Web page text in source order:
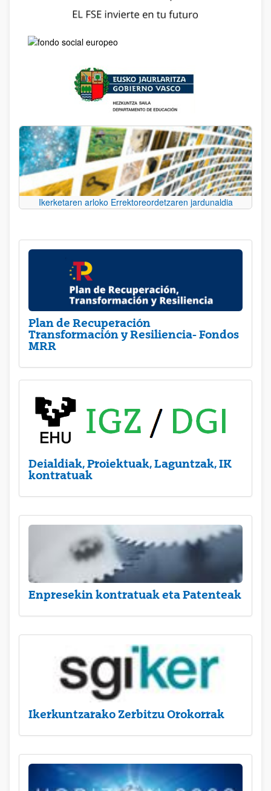
Ikerketaren arloko Errektoreordetzaren jardunaldia
Plan de Recuperación
Transformación y Resiliencia- Fondos
MRR
Deialdiak, Proiektuak, Laguntzak, IK
kontratuak
Enpresekin kontratuak eta Patenteak
Ikerkuntzarako Zerbitzu Orokorrak